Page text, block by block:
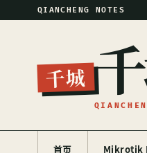
QIANCHENG NOTES
千城
首页 Mikrotik